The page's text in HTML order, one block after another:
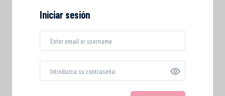
Iniciar sesión